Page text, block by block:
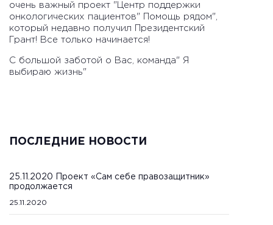
очень важный проект "Центр поддержки
онкологических пациентов" Помощь рядом",
который недавно получил Президентский
Грант! Все только начинается!
С большой заботой о Вас, команда" Я
выбираю жизнь"
ПОСЛЕДНИЕ НОВОСТИ
25.11.2020 Проект «Сам себе правозащитник»
продолжается
25.11.2020